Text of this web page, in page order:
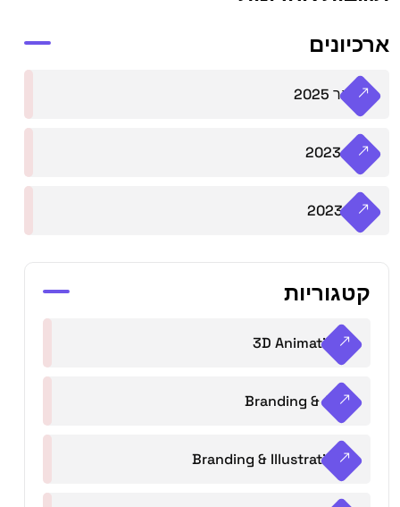
ארכיונים
ינואר 2025
יולי 2023
יוני 2023
קטגוריות
3D Animation
Branding & Art
Branding & Illustration